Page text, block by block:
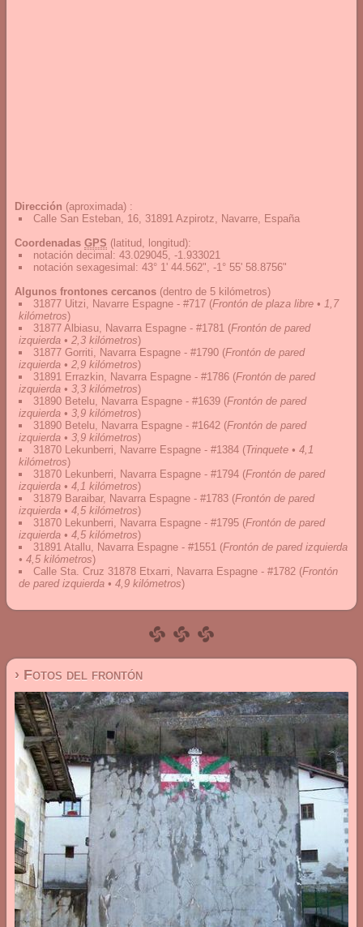
Dirección (aproximada) :
Calle San Esteban, 16, 31891 Azpirotz, Navarre, España
Coordenadas GPS (latitud, longitud):
notación decimal : 43.029045, -1.933021
notación sexagesimal : 43° 1' 44.562", -1° 55' 58.8756"
Algunos frontones cercanos (dentro de 5 kilómetros)
31877 Uitzi, Navarre Espagne - #717 (Frontón de plaza libre • 1,7
kilómetros)
31877 Albiasu, Navarra Espagne - #1781 (Frontón de pared
izquierda • 2,3 kilómetros)
31877 Gorriti, Navarra Espagne - #1790 (Frontón de pared
izquierda • 2,9 kilómetros)
31891 Errazkin, Navarra Espagne - #1786 (Frontón de pared
izquierda • 3,3 kilómetros)
31890 Betelu, Navarra Espagne - #1639 (Frontón de pared
izquierda • 3,9 kilómetros)
31890 Betelu, Navarra Espagne - #1642 (Frontón de pared
izquierda • 3,9 kilómetros)
31870 Lekunberri, Navarre Espagne - #1384 (Trinquete • 4,1
kilómetros)
31870 Lekunberri, Navarra Espagne - #1794 (Frontón de pared
izquierda • 4,1 kilómetros)
31879 Baraibar, Navarra Espagne - #1783 (Frontón de pared
izquierda • 4,5 kilómetros)
31870 Lekunberri, Navarra Espagne - #1795 (Frontón de pared
izquierda • 4,5 kilómetros)
31891 Atallu, Navarra Espagne - #1551 (Frontón de pared izquierda
• 4,5 kilómetros)
Calle Sta. Cruz 31878 Etxarri, Navarra Espagne - #1782 (Frontón
de pared izquierda • 4,9 kilómetros)
› Fotos del frontón